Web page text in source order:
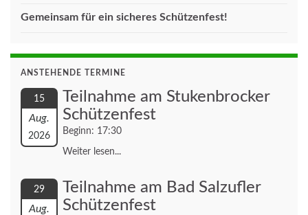
Gemeinsam für ein sicheres Schützenfest!
ANSTEHENDE TERMINE
15
Aug.
2026
Teilnahme am Stukenbrocker
Schützenfest
Beginn: 17:30
Weiter lesen...
29
Aug.
Teilnahme am Bad Salzufler
Schützenfest